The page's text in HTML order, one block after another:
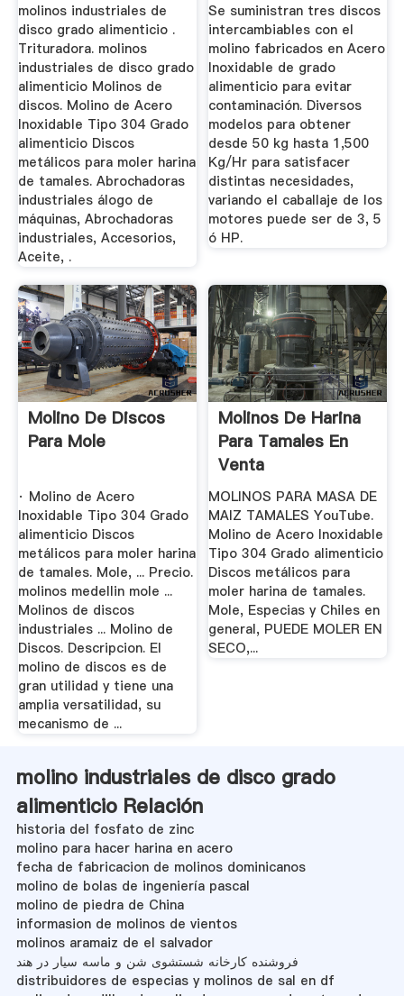
molinos industriales de
disco grado alimenticio .
Trituradora. molinos
industriales de disco grado
alimenticio Molinos de
discos. Molino de Acero
Inoxidable Tipo 304 Grado
alimenticio Discos
metálicos para moler harina
de tamales. Abrochadoras
industriales álogo de
máquinas, Abrochadoras
industriales, Accesorios,
Aceite, .
Se suministran tres discos
intercambiables con el
molino fabricados en Acero
Inoxidable de grado
alimenticio para evitar
contaminación. Diversos
modelos para obtener
desde 50 kg hasta 1,500
Kg/Hr para satisfacer
distintas necesidades,
variando el caballaje de los
motores puede ser de 3, 5
ó HP.
Molino De Discos
Para Mole
· Molino de Acero
Inoxidable Tipo 304 Grado
alimenticio Discos
metálicos para moler harina
de tamales. Mole, ... Precio.
molinos medellin mole ...
Molinos de discos
industriales ... Molino de
Discos. Descripcion. El
molino de discos es de
gran utilidad y tiene una
amplia versatilidad, su
mecanismo de ...
Molinos De Harina
Para Tamales En
Venta
MOLINOS PARA MASA DE
MAIZ TAMALES YouTube.
Molino de Acero Inoxidable
Tipo 304 Grado alimenticio
Discos metálicos para
moler harina de tamales.
Mole, Especias y Chiles en
general, PUEDE MOLER EN
SECO,...
molino industriales de disco grado
alimenticio Relación
historia del fosfato de zinc
molino para hacer harina en acero
fecha de fabricacion de molinos dominicanos
molino de bolas de ingeniería pascal
molino de piedra de China
informasion de molinos de vientos
molinos aramaiz de el salvador
فروشنده کارخانه شستشوی شن و ماسه سیار در هند
distribuidores de especias y molinos de sal en df